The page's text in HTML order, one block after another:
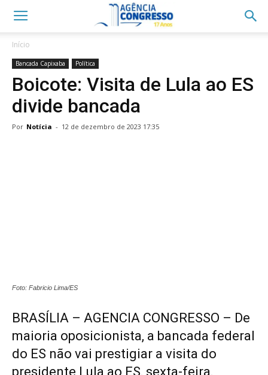
Início
Bancada Capixaba Política
Boicote: Visita de Lula ao ES
divide bancada
Por Notícia - 12 de dezembro de 2023 17:35
Foto: Fabricio Lima/ES
BRASÍLIA – AGENCIA CONGRESSO – De
maioria oposicionista, a bancada federal
do ES não vai prestigiar a visita do
presidente Lula ao ES, sexta-feira,